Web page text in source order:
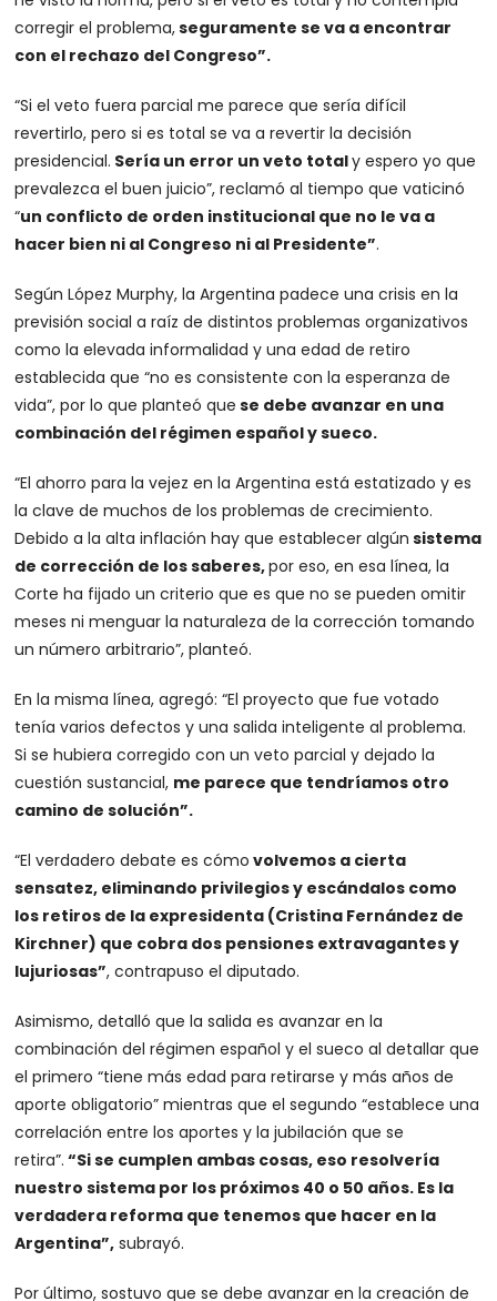
corregir el problema,seguramente se va a encontrar
con el rechazo del Congreso”.
“Si el veto fuera parcial me parece que sería difícil
revertirlo, pero si es total se va a revertir la decisión
presidencial. Sería un error un veto totaly espero yo que
prevalezca el buen juicio”, reclamó al tiempo que vaticinó
“un conflicto de orden institucional que no le va a
hacer bien ni al Congreso ni al Presidente”.
Según López Murphy, la Argentina padece una crisis en la
previsión social a raíz de distintos problemas organizativos
como la elevada informalidad y una edad de retiro
establecida que “no es consistente con la esperanza de
vida”, por lo que planteó que se debe avanzar en una
combinación del régimen español y sueco.
“El ahorro para la vejez en la Argentina está estatizado y es
la clave de muchos de los problemas de crecimiento.
Debido a la alta inflación hay que establecer algún sistema
de corrección de los saberes,por eso, en esa línea, la
Corte ha fijado un criterio que es que no se pueden omitir
meses ni menguar la naturaleza de la corrección tomando
un número arbitrario”, planteó.
En la misma línea, agregó: “El proyecto que fue votado
tenía varios defectos y una salida inteligente al problema.
Si se hubiera corregido con un veto parcial y dejado la
cuestión sustancial, me parece que tendríamos otro
camino de solución”.
“El verdadero debate es cómo volvemos a cierta
sensatez, eliminando privilegios y escándalos como
los retiros de la expresidenta (Cristina Fernández de
Kirchner) que cobra dos pensiones extravagantes y
lujuriosas”, contrapuso el diputado.
Asimismo, detalló que la salida es avanzar en la
combinación del régimen español y el sueco al detallar que
el primero “tiene más edad para retirarse y más años de
aporte obligatorio” mientras que el segundo “establece una
correlación entre los aportes y la jubilación que se
retira”. “Si se cumplen ambas cosas, eso resolvería
nuestro sistema por los próximos 40 o 50 años. Es la
verdadera reforma que tenemos que hacer en la
Argentina”, subrayó.
Por último, sostuvo que se debe avanzar en la creación de